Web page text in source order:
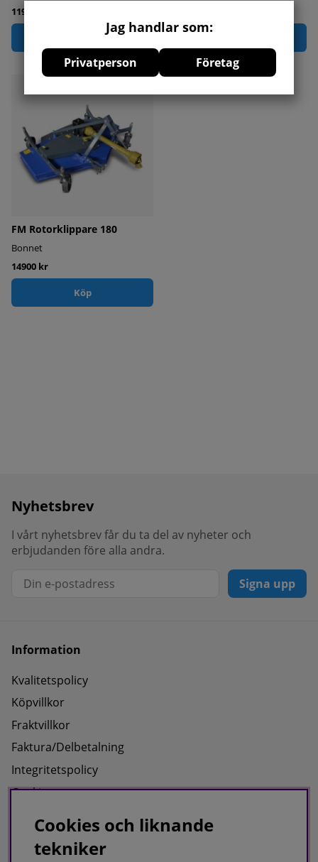
Jag handlar som:
Privatperson Företag
11900 kr
FM Rotorklippare 180
Bonnet
14900 kr
Köp
Nyhetsbrev
I vårt nyhetsbrev får du ta del av nyheter och
erbjudanden före alla andra.
Signa upp
Information
Kvalitetspolicy
Köpvillkor
Fraktvillkor
Faktura/Delbetalning
Integritetspolicy
Cookies
Om ossCookies och liknande
tekniker